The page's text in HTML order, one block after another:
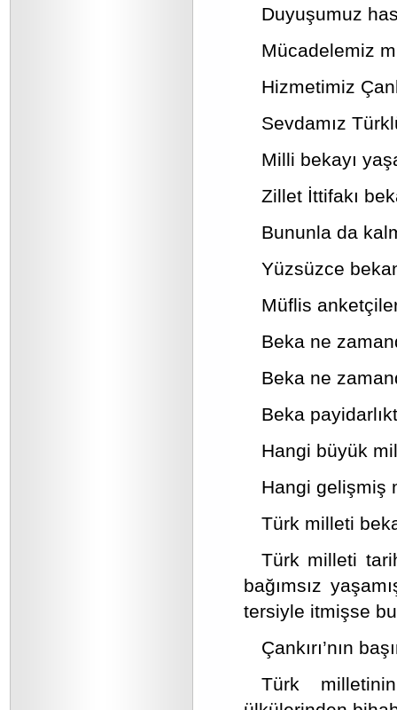
Duyuşumuz
Mücadelemiz
Hizmetimiz
Sevdamız
Milli bekayı
Zillet İttifakı
Bununla da
Yüzsüzce
Müflis
Beka ne
Beka ne
Beka
Hangi büyük
Hangi gelişmiş
Türk milleti
Türk milleti
bağımsız
tersiyle itmişse
Çankırı’nın
Türk